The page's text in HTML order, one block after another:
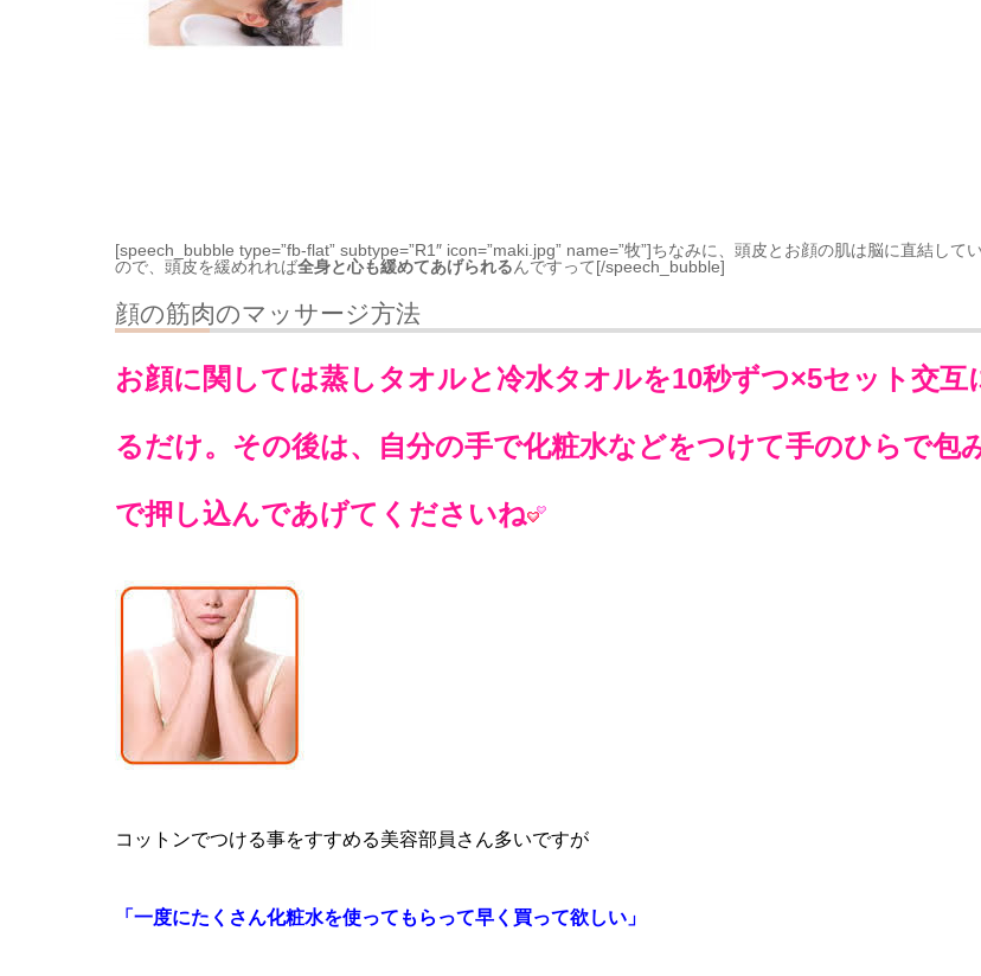
[speech_bubble type=”fb-flat” subtype=”R1″ icon=”maki.jpg” name=”牧”]ちなみに、頭皮とお顔の肌は脳に直結して
ので、頭皮を緩めれれば全身と心も緩めてあげられるんですって[/speech_bubble]
顔の筋肉のマッサージ方法
お顔に関しては蒸しタオルと冷水タオルを10秒ずつ×5セット交互
るだけ。その後は、自分の手で化粧水などをつけて手のひらで包
で押し込んであげてくださいね
コットンでつける事をすすめる美容部員さん多いですが
「一度にたくさん化粧水を使ってもらって早く買って欲しい」